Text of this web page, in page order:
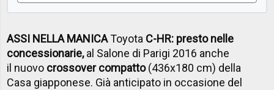
ASSI NELLA MANICAToyota C-HR: presto nelle
concessionarie,al Salone di Parigi 2016 anche
il nuovo crossover compatto(436x180 cm) della
Casa giapponese. Già anticipato in occasione del